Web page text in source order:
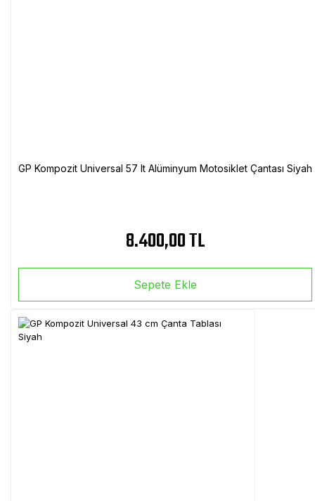
GP Kompozit Universal 57 lt Alüminyum Motosiklet Çantası Siyah
8.400,00 TL
Sepete Ekle